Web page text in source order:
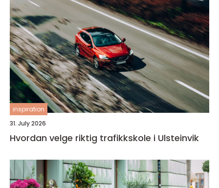
inspiration
31. July 2026
Hvordan velge riktig trafikkskole i Ulsteinvik